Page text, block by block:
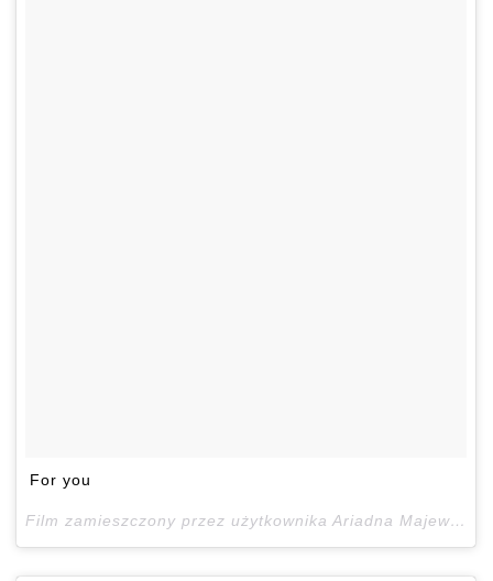
For you
Film zamieszczony przez użytkownika Ariadna Majewska (@ari_maj)